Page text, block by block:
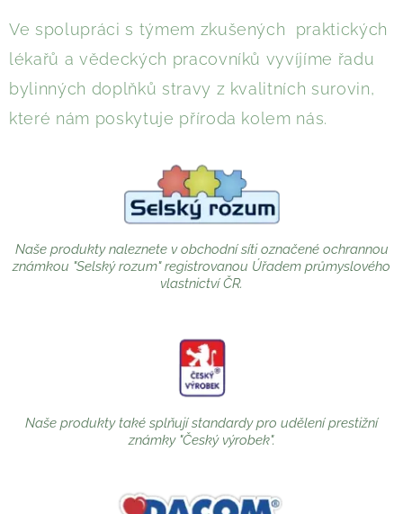
Ve spolupráci s týmem zkušených praktických
lékařů a vědeckých pracovníků vyvíjíme řadu
bylinných doplňků stravy z kvalitních surovin,
které nám poskytuje příroda kolem nás.
Naše produkty naleznete v obchodní síti označené ochrannou
známkou "Selský rozum" registrovanou Úřadem průmyslového
vlastnictví ČR.
Naše produkty také splňují standardy pro udělení prestižní
známky "Český výrobek".